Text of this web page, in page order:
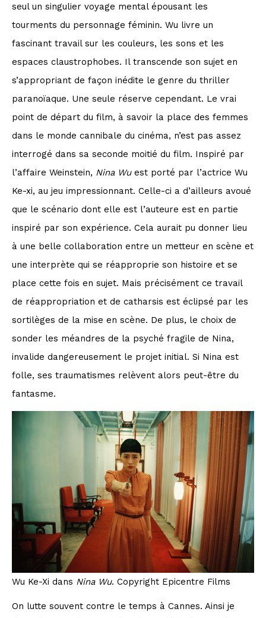
seul un singulier voyage mental épousant les
tourments du personnage féminin. Wu livre un
fascinant travail sur les couleurs, les sons et les
espaces claustrophobes. Il transcende son sujet en
s’appropriant de façon inédite le genre du thriller
paranoïaque. Une seule réserve cependant. Le vrai
point de départ du film, à savoir la place des femmes
dans le monde cannibale du cinéma, n’est pas assez
interrogé dans sa seconde moitié du film. Inspiré par
l’affaire Weinstein, Nina Wuest porté par l’actrice Wu
Ke-xi, au jeu impressionnant. Celle-ci a d’ailleurs avoué
que le scénario dont elle est l’auteure est en partie
inspiré par son expérience. Cela aurait pu donner lieu
à une belle collaboration entre un metteur en scène et
une interprète qui se réapproprie son histoire et se
place cette fois en sujet. Mais précisément ce travail
de réappropriation et de catharsis est éclipsé par les
sortilèges de la mise en scène. De plus, le choix de
sonder les méandres de la psyché fragile de Nina,
invalide dangereusement le projet initial. Si Nina est
folle, ses traumatismes relèvent alors peut-être du
fantasme.
Wu Ke-Xi dans Nina Wu. Copyright Epicentre Films
On lutte souvent contre le temps à Cannes. Ainsi je